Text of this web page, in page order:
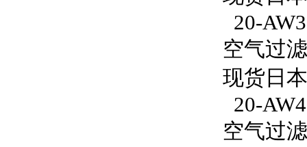
20-
空气过
现货日
20-
空气过